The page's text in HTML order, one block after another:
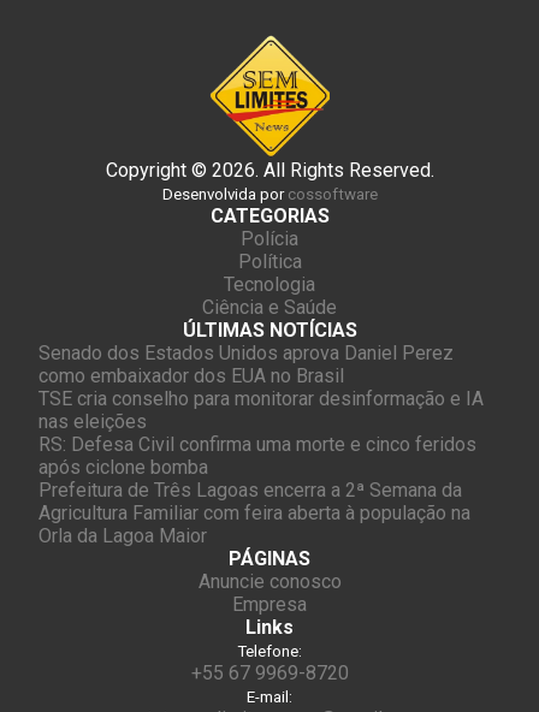
Copyright © 2026. All Rights Reserved.
Desenvolvida por cossoftware
CATEGORIAS
Polícia
Política
Tecnologia
Ciência e Saúde
ÚLTIMAS NOTÍCIAS
Senado dos Estados Unidos aprova Daniel Perez
como embaixador dos EUA no Brasil
TSE cria conselho para monitorar desinformação e IA
nas eleições
RS: Defesa Civil confirma uma morte e cinco feridos
após ciclone bomba
Prefeitura de Três Lagoas encerra a 2ª Semana da
Agricultura Familiar com feira aberta à população na
Orla da Lagoa Maior
PÁGINAS
Anuncie conosco
Empresa
Links
Telefone:
+55 67 9969-8720
E-mail: